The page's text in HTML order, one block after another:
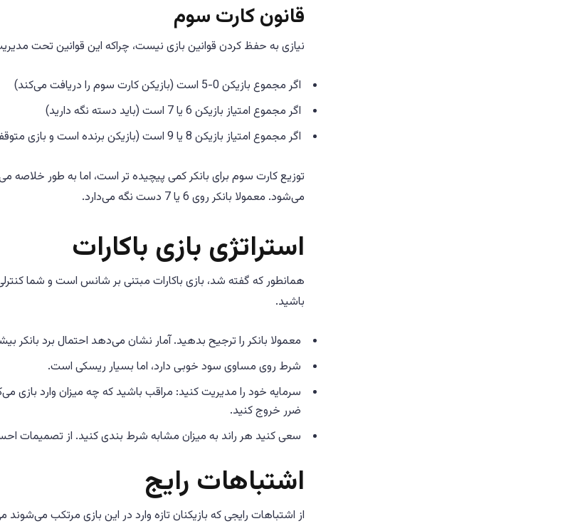
قانون کارت سوم
نیازی به حفظ کردن قوانین بازی نیست، چراکه این قوانین تحت
اگر مجموع بازیکن 0-5 است (بازیکن کارت سوم را دریافت می‌کند)
اگر مجموع امتیاز بازیکن 6 یا 7 است (باید دسته نگه دارید)
اگر مجموع امتیاز بازیکن 8 یا 9 است (بازیکن برنده است و بازی متوقف می‌شود)
توزیع کارت سوم برای بانکر کمی پیچیده تر است، اما به طور
می‌شود. معمولا بانکر روی 6 یا 7 دست نگه می‌دارد.
استراتژی بازی باکارات
همانطور که گفته شد، بازی باکارات مبتنی بر شانس است و شما
باشید.
معمولا بانکر را ترجیح بدهید. آمار نشان می‌دهد احتمال برد بانکر
شرط روی مساوی سود خوبی دارد، اما بسیار ریسکی است.
سرمایه خود را مدیریت کنید: مراقب باشید که چه میزان وارد بازی
ضرر خروج کنید.
سعی کنید هر راند به میزان مشابه شرط بندی کنید. از تصمیمات
اشتباهات رایج
از اشتباهات رایجی که بازیکنان تازه وارد در این بازی مرتکب می‌شوند